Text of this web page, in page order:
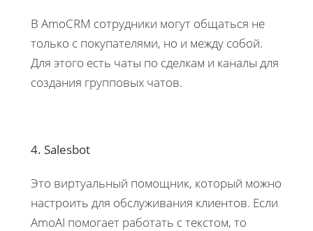
В AmoCRM сотрудники могут общаться не
только с покупателями, но и между собой.
Для этого есть чаты по сделкам и каналы для
создания групповых чатов.
4. Salesbot
Это виртуальный помощник, который можно
настроить для обслуживания клиентов. Если
AmoAI помогает работать с текстом, то